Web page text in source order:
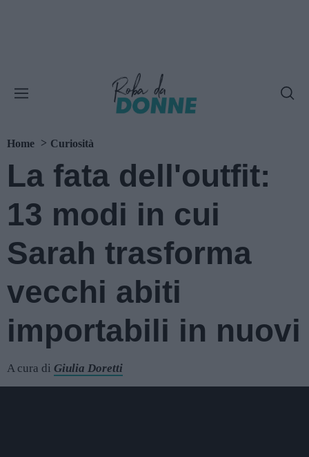
Home Curiosità
La fata dell'outfit:
13 modi in cui
Sarah trasforma
vecchi abiti
importabili in nuovi
A cura di Giulia Doretti